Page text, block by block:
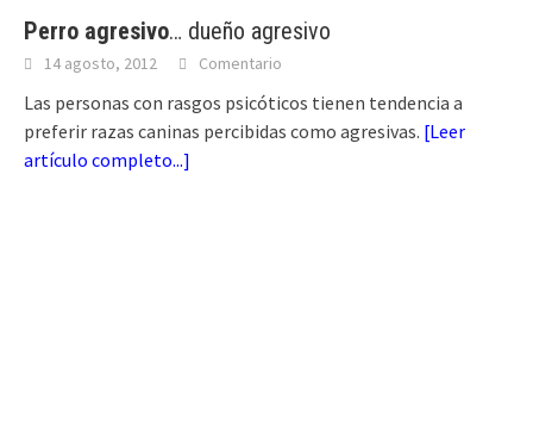
Perro agresivo… dueño agresivo
14 agosto, 2012 Comentario
Las personas con rasgos psicóticos tienen tendencia a
preferir razas caninas percibidas como agresivas. [Leer
artículo completo...]